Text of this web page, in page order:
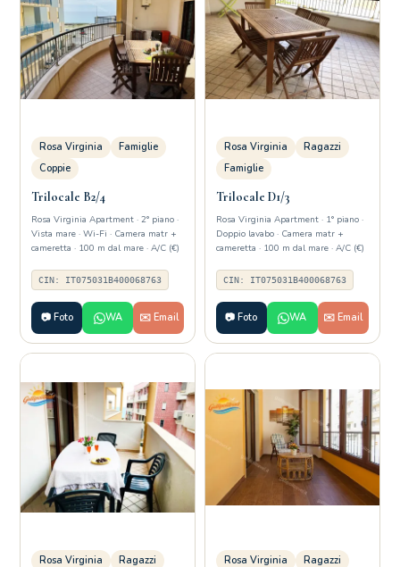
Rosa Virginia
Famiglie
Coppie
Trilocale B2/4
Rosa Virginia Apartment · 2° piano ·
Vista mare · Wi-Fi · Camera matr +
cameretta · 100 m dal mare · A/C (€)
CIN: IT075031B400068763
📷 Foto WA ✉️ Email
Rosa Virginia
Ragazzi
Famiglie
Trilocale D1/3
Rosa Virginia Apartment · 1° piano ·
Doppio lavabo · Camera matr +
cameretta · 100 m dal mare · A/C (€)
CIN: IT075031B400068763
📷 Foto WA ✉️ Email
Rosa Virginia Ragazzi Rosa Virginia Ragazzi